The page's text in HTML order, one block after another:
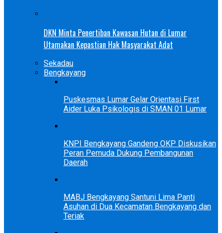
DKN Minta Penertiban Kawasan Hutan di Lumar
Utamakan Kepastian Hak Masyarakat Adat
Sekadau
Bengkayang
Puskesmas Lumar Gelar Orientasi First
Aider Luka Psikologis di SMAN 01 Lumar
KNPI Bengkayang Gandeng OKP Diskusikan
Peran Pemuda Dukung Pembangunan
Daerah
MABJ Bengkayang Santuni Lima Panti
Asuhan di Dua Kecamatan Bengkayang dan
Teriak